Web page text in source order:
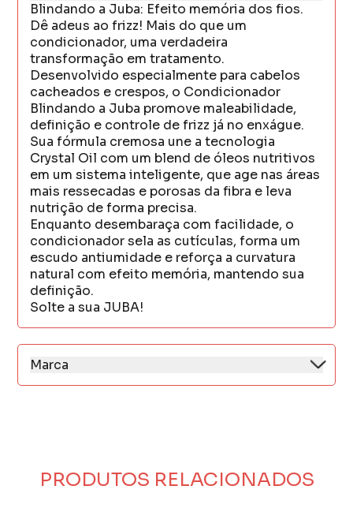
Blindando a Juba: Efeito memória dos fios.
Dê adeus ao frizz! Mais do que um
condicionador, uma verdadeira
transformação em tratamento.
Desenvolvido especialmente para cabelos
cacheados e crespos, o Condicionador
Blindando a Juba promove maleabilidade,
definição e controle de frizz já no enxágue.
Sua fórmula cremosa une a tecnologia
Crystal Oil com um blend de óleos nutritivos
em um sistema inteligente, que age nas áreas
mais ressecadas e porosas da fibra e leva
nutrição de forma precisa.
Enquanto desembaraça com facilidade, o
condicionador sela as cutículas, forma um
escudo antiumidade e reforça a curvatura
natural com efeito memória, mantendo sua
definição.
Solte a sua JUBA!
Marca
A Widi Care nasceu com o propósito de
trajetória com pesquisa, inovação e paixão
PRODUTOS RELACIONADOS